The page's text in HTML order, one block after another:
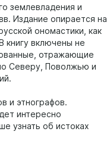
землевладения и
Издание опирается на
ономастики, как
книгу включены не
отражающие
Северу, Поволжью и
и этнографов.
интересно
узнать об истоках